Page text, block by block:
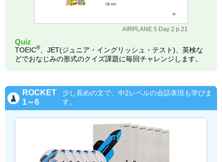
AIRPLANE 5 Day 2 p.21
Quiz
TOEIC®
、JET(ジュニア・イングリッシュ・テスト)、英検な
どでおなじみの形式のクイズ課題に毎回チャレンジします。
ROCKET
1～6
少し長めの文で、中2レベルの会話表現も学びま
す。